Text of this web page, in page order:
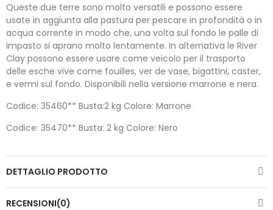
Queste due terre sono molto versatili e possono essere
usate in aggiunta alla pastura per pescare in profondità o in
acqua corrente in modo che, una volta sul fondo le palle di
impasto si aprano molto lentamente. In alternativa le River
Clay possono essere usare come veicolo per il trasporto
delle esche vive come fouilles, ver de vase, bigattini, caster,
e vermi sul fondo. Disponibili nella versione marrone e nera.
Codice: 35460** Busta:2 kg Colore: Marrone
Codice: 35470** Busta: 2 kg Colore: Nero
DETTAGLIO PRODOTTO
RECENSIONI(0)